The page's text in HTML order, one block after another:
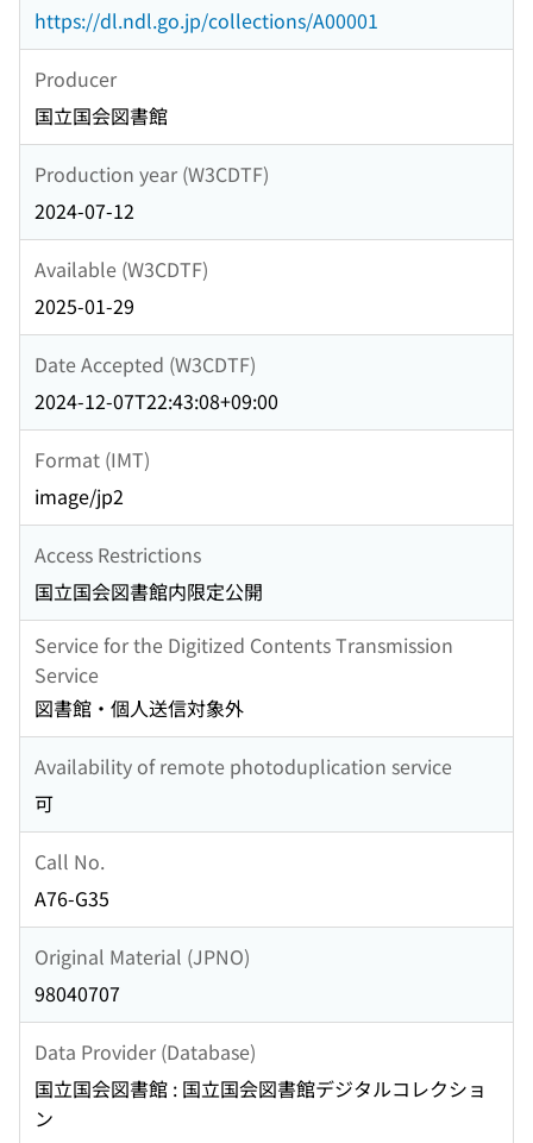
https://dl.ndl.go.jp/collections/A00001
Producer
国立国会図書館
Production year (W3CDTF)
2024-07-12
Available (W3CDTF)
2025-01-29
Date Accepted (W3CDTF)
2024-12-07T22:43:08+09:00
Format (IMT)
image/jp2
Access Restrictions
国立国会図書館内限定公開
Service for the Digitized Contents Transmission
Service
図書館・個人送信対象外
Availability of remote photoduplication service
可
Call No.
A76-G35
Original Material (JPNO)
98040707
Data Provider (Database)
国立国会図書館 : 国立国会図書館デジタルコレクショ
ン